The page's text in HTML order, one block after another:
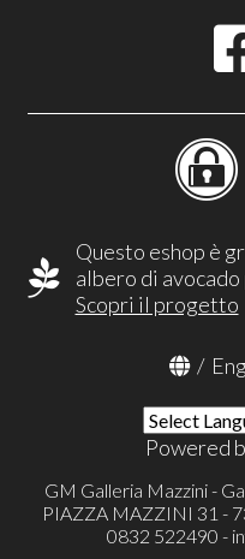
Questo eshop è
albero di
Scopri il progetto
/
Powered
GM Galleria Mazzini -
PIAZZA MAZZINI 31 -
0832 522490 -